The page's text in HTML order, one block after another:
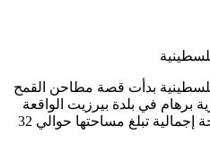
بدأت قصة مطاحن القمح
أراضي قرية برهام في بلدة بيرزيت الواقعة
شمال مدينة رام الله، على مساحة إجمالية تبلغ مساحتها حوالي 32